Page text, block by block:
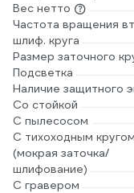
Вес нетто
Частота вращения
шлиф. круга
Размер заточного
Подсветка
Наличие защитного
Со стойкой
С пылесосом
С тихоходным кругом
(мокрая заточка/
шлифование)
С гравером